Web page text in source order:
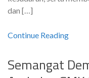
dan […]
Continue Reading
Semangat